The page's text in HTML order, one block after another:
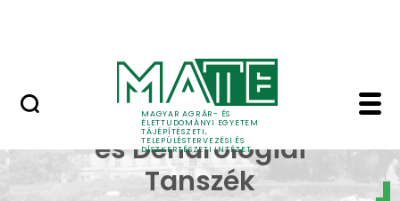
MAGYAR AGRÁR- ÉS
ÉLETTUDOMÁNYI EGYETEM
TÁJÉPÍTÉSZETI,
TELEPÜLÉSTERVEZÉSI ÉS
DÍSZKERTÉSZETI INTÉZET
Első Tavaszi Kaláka
Dísznövénytermesztési
és Dendrológiai
Tanszék